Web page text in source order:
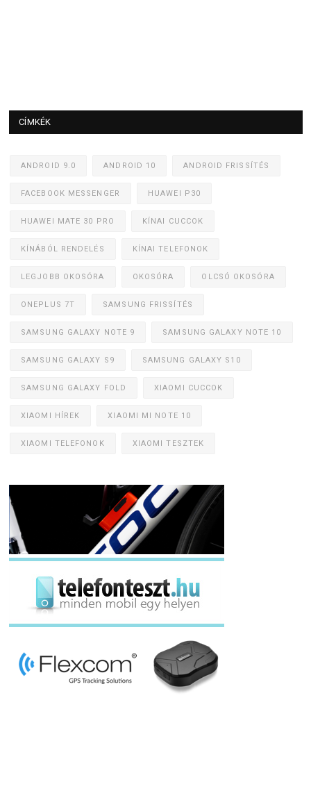
CÍMKÉK
ANDROID 9.0 ANDROID 10 ANDROID FRISSÍTÉS
FACEBOOK MESSENGER HUAWEI P30
HUAWEI MATE 30 PRO KÍNAI CUCCOK
KÍNÁBÓL RENDELÉS KÍNAI TELEFONOK
LEGJOBB OKOSÓRA OKOSÓRA OLCSÓ OKOSÓRA
ONEPLUS 7T SAMSUNG FRISSÍTÉS
SAMSUNG GALAXY NOTE 9 SAMSUNG GALAXY NOTE 10
SAMSUNG GALAXY S9 SAMSUNG GALAXY S10
SAMSUNG GALAXY FOLD XIAOMI CUCCOK
XIAOMI HÍREK XIAOMI MI NOTE 10
XIAOMI TELEFONOK XIAOMI TESZTEK